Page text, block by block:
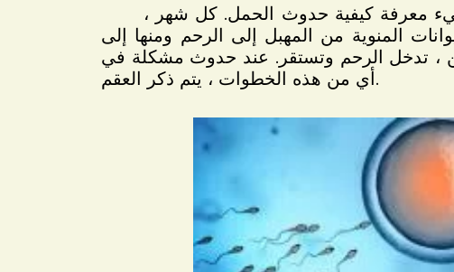
معرفة كيفية حدوث الحمل. كل شهر ،
المنوية من المهبل إلى الرحم ومنها إلى
، تدخل الرحم وتستقر. عند حدوث مشكلة في
أي من هذه الخطوات ، يتم ذكر العقم.